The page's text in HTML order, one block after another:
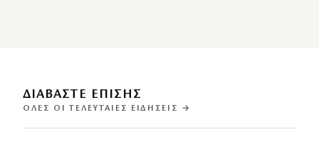
ΔΙΑΒΑΣΤΕ ΕΠΙΣΗΣ
ΌΛΕΣ ΟΙ ΤΕΛΕΥΤΑΊΕΣ ΕΙΔΉΣΕΙΣ →